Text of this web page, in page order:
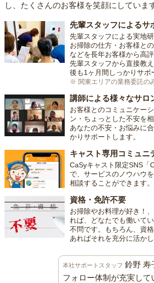
し、たくさんのお客様を笑顔にしていま
先輩スタッフによるサ
先輩スタッフによる実地
お掃除の仕方・お客様と
などを長年お客様から高
先輩スタッフから直接教
後も1ヶ月間しっかりサポ
※ 関東エリアの業務委託の
講師による様々なサロ
お客様とのコミュニケー
ン・ちょっとした不安を
あなたの不安・お悩みに
かりサポートします。
キャスト専用コミュニ
CaSyキャスト限定SNS「
で、サービスのノウハウ
相談することができます。
資格・免許不要
お掃除やお料理が好き！
れば、どなたでも働いて
不問です。もちろん、資
あればそれを充分に活か
本社サポートスタッフ 鈴野 寿
フォロー体制が充実して